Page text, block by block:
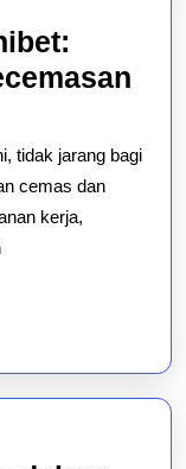
tidak jarang bagi
cemas dan
kerja,